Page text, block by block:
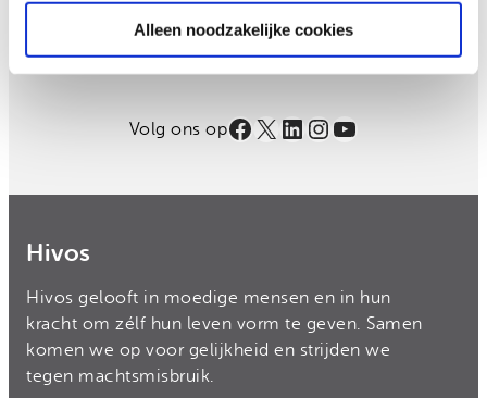
Alleen noodzakelijke cookies
Inschrijven
Volg ons opFacebook
X LinkedIn
Instagram
YouTube
Hivos
Hivos gelooft in moedige mensen en in hun
kracht om zélf hun leven vorm te geven. Samen
komen we op voor gelijkheid en strijden we
tegen machtsmisbruik.